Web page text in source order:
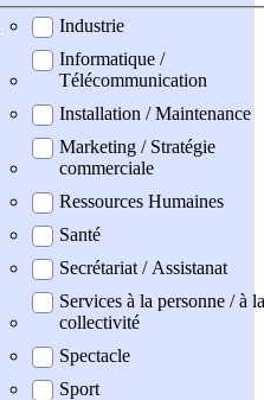
Industrie
Informatique /
Télécommunication
Installation / Maintenance
Marketing / Stratégie
commerciale
Ressources Humaines
Santé
Secrétariat / Assistanat
Services à la personne / à la
collectivité
Spectacle
Sport